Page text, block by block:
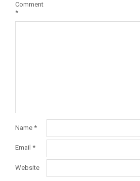
Comment
*
Name *
Email *
Website